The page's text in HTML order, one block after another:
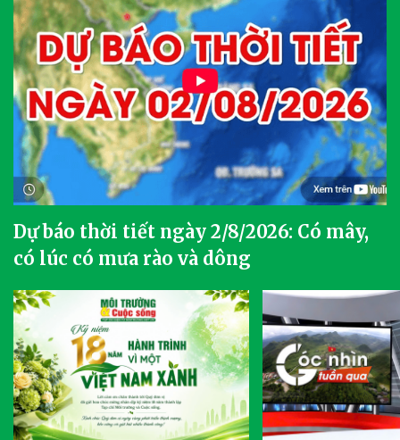
Dự báo thời tiết ngày 2/8/2026: Có mây,
có lúc có mưa rào và dông